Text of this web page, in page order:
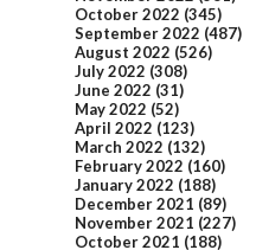
October 2022 (345)
September 2022 (487)
August 2022 (526)
July 2022 (308)
June 2022 (31)
May 2022 (52)
April 2022 (123)
March 2022 (132)
February 2022 (160)
January 2022 (188)
December 2021 (89)
November 2021 (227)
October 2021 (188)